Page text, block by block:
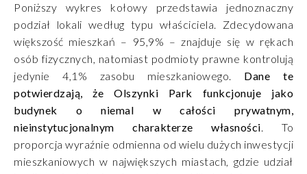
Poniższy wykres kołowy przedstawia jednoznaczny
podział lokali według typu właściciela. Zdecydowana
większość mieszkań – 95,9% – znajduje się w rękach
osób fizycznych, natomiast podmioty prawne kontrolują
jedynie 4,1% zasobu mieszkaniowego. Dane te
potwierdzają, że Olszynki Park funkcjonuje jako
budynek o niemal w całości prywatnym,
nieinstytucjonalnym charakterze własności. To
proporcja wyraźnie odmienna od wielu dużych inwestycji
mieszkaniowych w największych miastach, gdzie udział